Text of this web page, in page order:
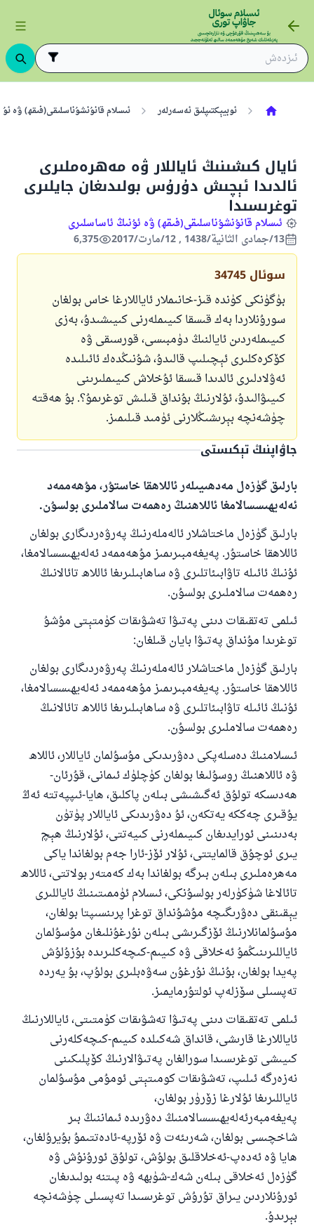
ئوبيېكتىپلىق ئەسەرلەر ئىسلام قانۇنشۇناسلىقى(فىقھ) ۋە
ئايال كىشىنىڭ ئاياللار ۋە مەھرەملىرى
ئالدىدا ئېچىش دۇرۇس بولىدىغان جايلىرى
توغرىسىدا
ئىسلام قانۇنشۇناسلىقى(فىقھ) ۋە ئۇنىڭ ئاساسلىرى
13/جمادى الثانية/1438 , 12/مارت/2017
6,375
سوئال 34745
بۈگۈنكى كۈندە قىز-خانىملار ئاياللارغا خاس بولغان
سورۇنلاردا بەك قىسقا كىيىملەرنى كىيىشىدۇ، بەزى
كىيىملەردىن ئايالنىڭ دۈمبىسى، قورسىقى ۋە
كۆكرەكلىرى ئېچىلىپ قالىدۇ، شۇنىڭدەك ئائىلىدە
ئەۋلادلىرى ئالدىدا قىسقا ئۇخلاش كىيىملىرىنى
كىيىۋالىدۇ، ئۇلارنىڭ بۇنداق قىلىش توغرىمۇ؟. بۇ ھەقتە
چۈشەنچە بېرىشىڭلارنى ئۈمىد قىلىمىز.
جاۋاپنىڭ تېكىستى
بارلىق گۈزەل مەدھىيىلەر ئاللاھقا خاستۇر، مۇھەممەد
ئەلەيھىسسالامغا ئاللاھنىڭ رەھمەت سالاملىرى بولسۇن.
بارلىق گۈزەل ماختاشلار ئالەملەرنىڭ پەرۋەردىگارى بولغان
ئاللاھقا خاستۇر. پەيغەمبىرىمىز مۇھەممەد ئەلەيھىسسالامغا،
ئۇنىڭ ئائىلە تاۋابىئاتلىرى ۋە ساھابىلىرىغا ئاللاھ تائالانىڭ
رەھمەت سالاملىرى بولسۇن.
ئىلمى تەتقىقات دىنى پەتىۋا تەشۋىقات كۈمتېتى مۇشۇ
توغرىدا مۇنداق پەتىۋا بايان قىلغان:
بارلىق گۈزەل ماختاشلار ئالەملەرنىڭ پەرۋەردىگارى بولغان
ئاللاھقا خاستۇر. پەيغەمبىرىمىز مۇھەممەد ئەلەيھىسسالامغا،
ئۇنىڭ ئائىلە تاۋابىئاتلىرى ۋە ساھابىلىرىغا ئاللاھ تائالانىڭ
رەھمەت سالاملىرى بولسۇن.
ئىسلامنىڭ دەسلەپكى دەۋرىدىكى مۇسۇلمان ئاياللار، ئاللاھ
ۋە ئاللاھنىڭ روسۇلىغا بولغان كۈچلۈك ئىمانى، قۇرئان-
ھەدىسكە تولۇق ئەگىشىشى بىلەن پاكلىق، ھايا-ئىپپەتتە ئەڭ
يۇقىرى چەككە يەتكەن، ئۇ دەۋرىدىكى ئاياللار پۈتۈن
بەدىنىنى ئورايدىغان كىيىملەرنى كىيەتتى، ئۇلارنىڭ ھېچ
يىرى ئوچۇق قالمايتتى، ئۇلار ئۆز-ئارا جەم بولغاندا ياكى
مەھرەملىرى بىلەن بىرگە بولغاندا بەك كەمتەر بولاتتى، ئاللاھ
تائالاغا شۈكۈرلەر بولسۇنكى، ئىسلام ئۈممىتىنىڭ ئاياللىرى
يېقىنقى دەۋرىگىچە مۇشۇنداق توغرا پرىنسىپتا بولغان،
مۇسۇلمانلارنىڭ ئۆزگىرىشى بىلەن نۇرغۇنلىغان مۇسۇلمان
ئاياللىرىنىڭمۇ ئەخلاقى ۋە كىيىم-كىچەكلىرىدە بۇزۇلۇش
پەيدا بولغان، بۇنىڭ نۇرغۇن سەۋەبلىرى بولۇپ، بۇ يەردە
تەپسىلى سۆزلەپ ئولتۇرمايمىز.
ئىلمى تەتقىقات دىنى پەتىۋا تەشۋىقات كۈمتىتى، ئاياللارنىڭ
ئاياللارغا قارىشى، قانداق شەكىلدە كىيىم-كىچەكلەرنى
كىيىشى توغرىسىدا سورالغان پەتىۋالارنىڭ كۆپلىكىنى
نەزەرگە ئىلىپ، تەشۋىقات كومىتېتى ئومۇمى مۇسۇلمان
ئاياللىرىغا ئۇلارغا زۆرۈر بولغان،
پەيغەمبەرئەلەيھىسسالامنىڭ دەۋرىدە ئىماننىڭ بىر
شاخچىسى بولغان، شەرىئەت ۋە ئۆرپە-ئادەتتىمۇ بۇيرۇلغان،
ھايا ۋە ئەدەپ-ئەخلاقلىق بولۇش، تولۇق ئورۇنۇش ۋە
گۈزەل ئەخلاقى بىلەن شەك-شۈبھە ۋە پىتنە بولىدىغان
ئورۇنلاردىن يىراق تۇرۇش توغرىسىدا تەپسىلى چۈشەنچە
بېرىدۇ.